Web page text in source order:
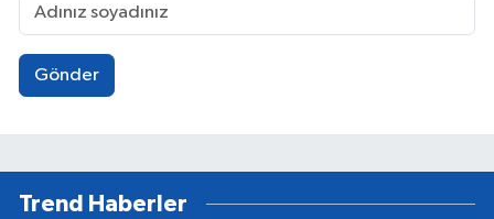
Gönder
Trend Haberler